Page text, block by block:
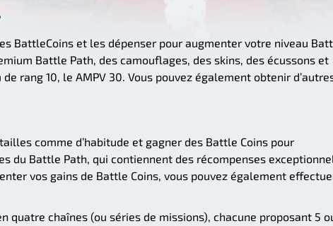
BattleCoins et les dépenser pour augmenter votre niveau
Battle Path, des camouflages, des skins, des écussons et
rang 10, le AMPV 30. Vous pouvez également obtenir
comme d’habitude et gagner des Battle Coins pour
du Battle Path, qui contiennent des récompenses
vos gains de Battle Coins, vous pouvez également
quatre chaînes (ou séries de missions), chacune proposant 5